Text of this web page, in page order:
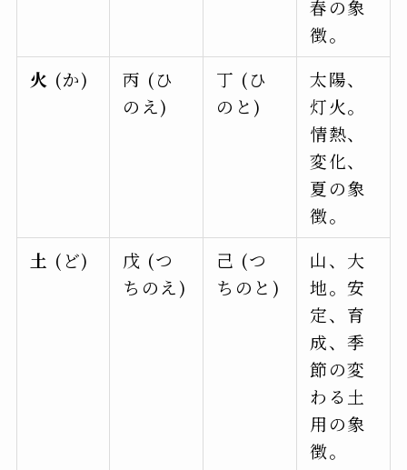
春の象
徴。
火 (か)
丙 (ひ
のえ)
丁 (ひ
のと)
太陽、
灯火。
情熱、
変化、
夏の象
徴。
土 (ど)
戊 (つ
ちのえ)
己 (つ
ちのと)
山、大
地。安
定、育
成、季
節の変
わる土
用の象
徴。